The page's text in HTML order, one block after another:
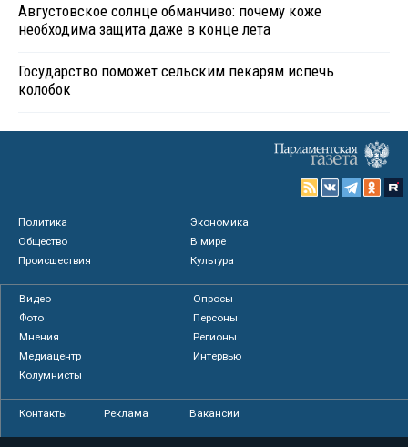
Августовское солнце обманчиво: почему коже
необходима защита даже в конце лета
Государство поможет сельским пекарям испечь
колобок
Политика
Экономика
Общество
В мире
Происшествия
Культура
Видео
Опросы
Фото
Персоны
Мнения
Регионы
Медиацентр
Интервью
Колумнисты
Контакты Реклама Вакансии